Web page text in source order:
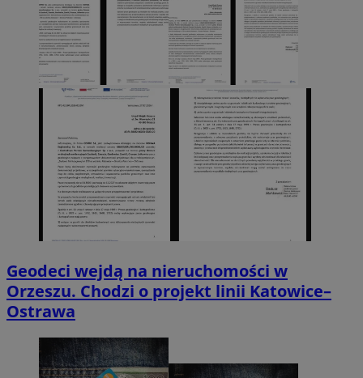
Geodeci wejdą na nieruchomości w
Orzeszu. Chodzi o projekt linii Katowice–
Ostrawa